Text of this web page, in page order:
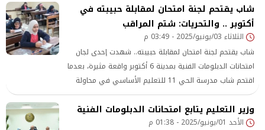
شاب يقتحم لجنة امتحان لمقابلة حبيبته في
أكتوبر .. والتحريات: شتم المراقب
الثلاثاء 03/يونيو/2025 - 03:49 م
شاب يقتحم لجنة امتحان لمقابلة حبيبته.. شهدت إحدى لجان
امتحانات الدبلومات الفنية بمدينة 6 أكتوبر واقعة مثيرة، بعدما
اقتحم شاب مدرسة الحي 11 للتعليم الأساسي في محاولة
لمقابلة فتاة تجمعه بها علاقة عاطفية، أثناء انعقاد الامتحانات
داخل اللجنة، ما تسبب في حالة من الهرج بين الطلاب والمراقبين
وزير التعليم يتابع امتحانات الدبلومات الفنية
الأحد 01/يونيو/2025 - 01:38 م